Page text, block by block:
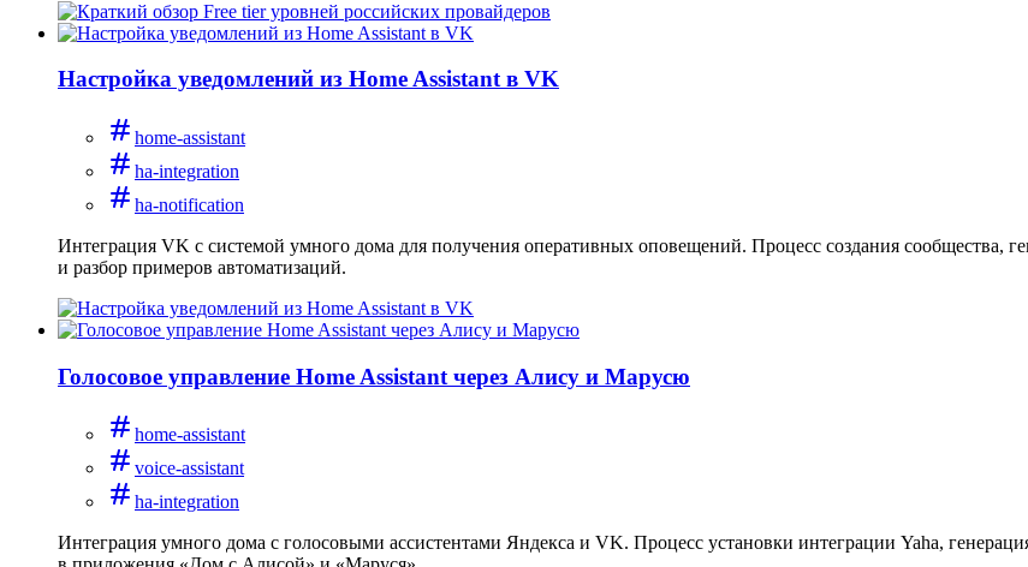
Настройка уведомлений из Home Assistant в VK
home-assistant
ha-integration
ha-notification
Интеграция VK с системой умного дома для получения оперативных оповещений. Процесс создания сообщества,
и разбор примеров автоматизаций.
Голосовое управление Home Assistant через Алису и Марусю
home-assistant
voice-assistant
ha-integration
Интеграция умного дома с голосовыми ассистентами Яндекса и VK. Процесс установки интеграции Yaha,